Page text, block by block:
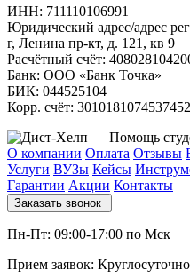
ИНН: 711110106991
Юридический адрес/адрес
г, Ленина пр-кт, д. 121, кв 9
Расчётный счёт:
Банк: ООО «Банк Точка»
БИК: 044525104
Корр. счёт:
О компании Оплата Отзывы
Услуги ВУЗы Кейсы
Гарантии Акции Контакты
Заказать звонок
Пн-Пт: 09:00-17:00 по Мск
Прием заявок: Круглосуточно